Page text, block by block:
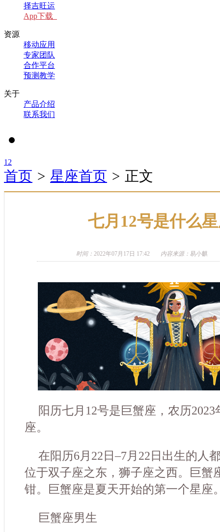
择吉旺运
App下载
资源
移动应用
专家团队
合作平台
预测教学
关于
产品介绍
联系我们
1 2
首页 > 星座首页 > 正文
七月12号是什么
时间： 2022年07月17日 17:42 内容来源： 易小麒
阳历七月12号是巨蟹座，农历
座。
在阳历6月22日–7月22日出生的人
位于双子座之东，狮子座之西。巨蟹
钳。巨蟹座是夏天开始的第一个星座
巨蟹座男生